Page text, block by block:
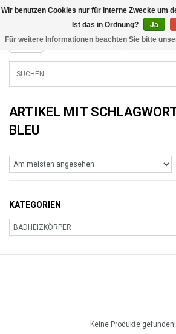
MENU
ARTIKEL MIT
BLEU
KATEGORIEN
Keine Produkte
Wir benutzen Cookies nur für interne Zwecke um
Ist das in Ordnung?
Ja
Für weitere Informationen beachten Sie bitte